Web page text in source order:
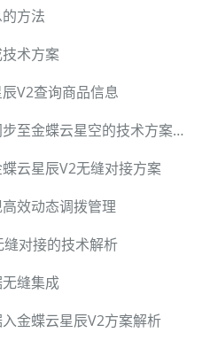
方法
术方案
V2查询商品信息
如何实现旺店通销售出库单同步至金蝶云星空的技术方案解析
云星辰V2无缝对接方案
效动态调拨管理
对接的技术解析
缝集成
金蝶云星辰V2方案解析